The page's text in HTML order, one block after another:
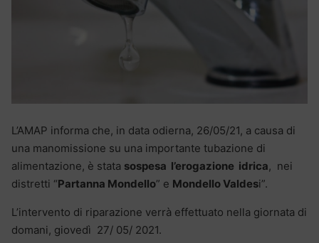
L’AMAP informa che, in data odierna, 26/05/21, a causa di
una manomissione su una importante tubazione di
alimentazione, è stata sospesa l’erogazione idrica, nei
distretti “Partanna Mondello” e Mondello Valdesi”.
L’intervento di riparazione verrà effettuato nella giornata di
domani, giovedì 27/ 05/ 2021.